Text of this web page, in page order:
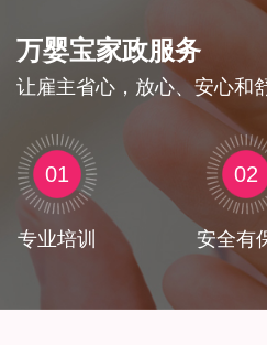
万婴宝家政服务
让雇主省心，放心、安心和
01
专业培训
02
安全有